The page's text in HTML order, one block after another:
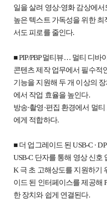
일을 살려 영상·영화 감상에
높은 텍스트 가독성을 위한 최
서도 피로를 줄인다.
■ PIP/PBP 멀티뷰… 멀티 디바
콘텐츠 제작 업무에서 필수적
기능을 지원해 두 개 이상의
에서 작업 효율을 높인다.
방송·촬영·편집 환경에서 멀
에게 적합하다.
■ 더 업그레이드 된 USB-C ·
USB-C 단자를 통해 영상 신호
K 극 초 고해상도를 지원하기
이드 된 인터페이스를 제공해
한 장치와 쉽게 연결된다.